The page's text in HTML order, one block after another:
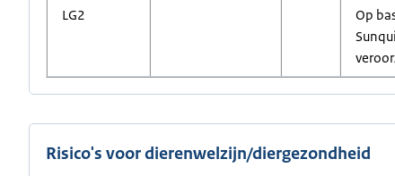
LG2
Op
Risico's voor dierenwelzijn/diergezondheid